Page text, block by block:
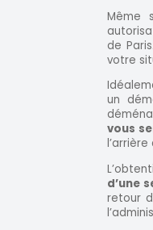
Même
de
votre
un
vous
d’une
retour